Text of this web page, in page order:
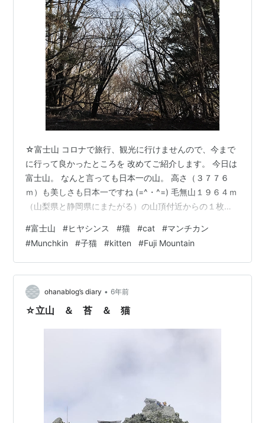
☆富士山 コロナで旅行、観光に行けませんので、今まで
に行って良かったところを 改めてご紹介します。 今日は
富士山。 なんと言っても日本一の山。 高さ（３７７６
ｍ）も美しさも日本一ですね (=^・^=) 毛無山１９６４ｍ
（山梨県と静岡県にまたがる）の山頂付近からの１枚で
（令和２年１０月４日スタート） 可愛い妹が、初めてヒ
ヤシンスの水耕栽培に挑戦しました。 本当に花が咲くの
か、とっても不安です😿 毎週月曜日に経過をご報告させ
て頂いています。 みなさんも一緒に楽しんで頂ければ嬉
しいです。 令和３年１月２４日現在 この１週間で、更に
芽が大きくなりま…
#富士山 #ヒヤシンス #猫 #cat #マンチカン
#Munchkin #子猫 #kitten #Fuji Mountain
ohanablog’s diary • 6年前
☆立山 ＆ 苔 ＆ 猫